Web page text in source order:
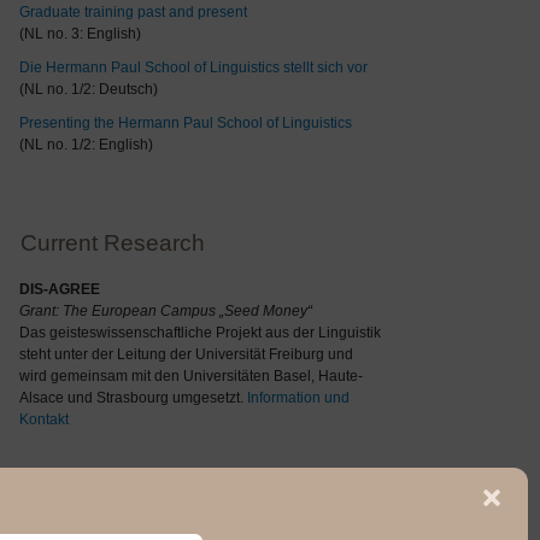
Graduate training past and present
(NL no. 3: English)
Die Hermann Paul School of Linguistics stellt sich vor
(NL no. 1/2: Deutsch)
Presenting the Hermann Paul School of Linguistics
(NL no. 1/2: English)
Current Research
DIS-AGREE
Grant: The European Campus „Seed Money“
Das geisteswissenschaftliche Projekt aus der Linguistik
steht unter der Leitung der Universität Freiburg und
wird gemeinsam mit den Universitäten Basel, Haute-
Alsace und Strasbourg umgesetzt. Information und
Kontakt